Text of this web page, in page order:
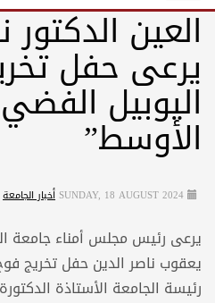
العين الدكتور
يرعى حفل
اليوبيل
الأوسط”
SUNDAY, 18 AUGUST 2024 أخبار الجامعة
يرعى رئيس مجلس أمناء جامعة
يعقوب ناصر الدين حفل تخريج
رئيسة الجامعة الأستاذة